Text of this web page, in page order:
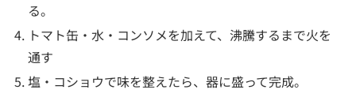
る。
トマト缶・水・コンソメを加えて、沸騰するまで火を
通す
塩・コショウで味を整えたら、器に盛って完成。